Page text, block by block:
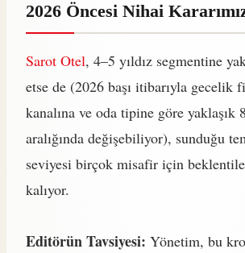
2026 Öncesi Nihai
Sarot Otel, 4–5 yıldız segmentine
etse de (2026 başı itibarıyla gecelik
kanalına ve oda tipine göre yaklaşık
aralığında değişebiliyor), sunduğu
seviyesi birçok misafir için
kalıyor.
Editörün Tavsiyesi: Yönetim, bu